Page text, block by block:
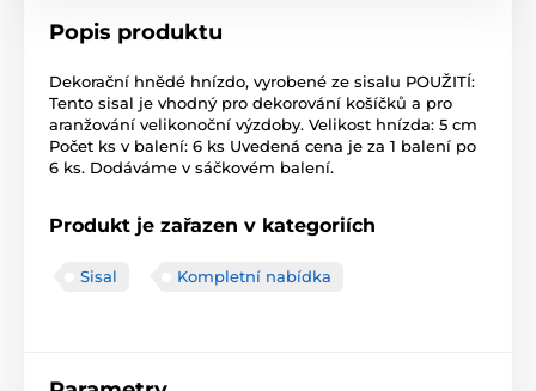
Popis produktu
Dekorační hnědé hnízdo, vyrobené ze sisalu POUŽITÍ:
Tento sisal je vhodný pro dekorování košíčků a pro
aranžování velikonoční výzdoby. Velikost hnízda: 5 cm
Počet ks v balení: 6 ks Uvedená cena je za 1 balení po
6 ks. Dodáváme v sáčkovém balení.
Produkt je zařazen v kategoriích
Sisal Kompletní nabídka